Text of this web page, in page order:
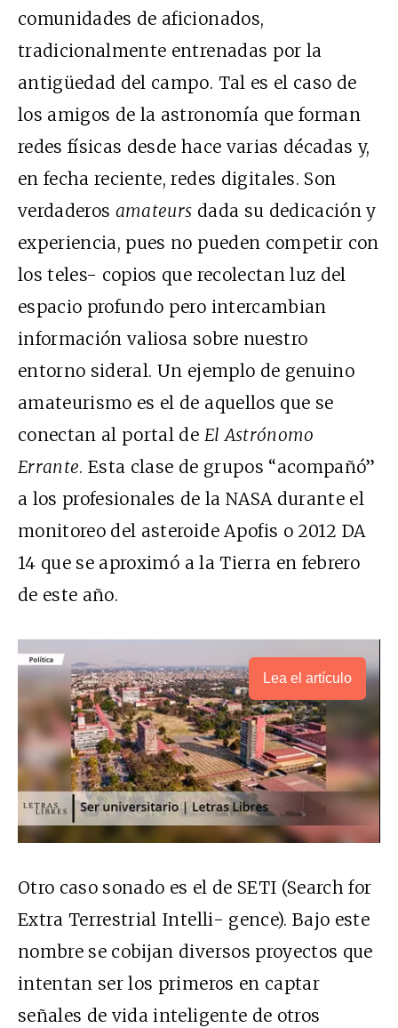
comunidades de aficionados,
tradicionalmente entrenadas por la
antigüedad del campo. Tal es el caso de
los amigos de la astronomía que forman
redes físicas desde hace varias décadas y,
en fecha reciente, redes digitales. Son
verdaderos amateurs dada su dedicación y
experiencia, pues no pueden competir con
los teles- copios que recolectan luz del
espacio profundo pero intercambian
información valiosa sobre nuestro
entorno sideral. Un ejemplo de genuino
amateurismo es el de aquellos que se
conectan al portal de El Astrónomo
Errante. Esta clase de grupos “acompañó”
a los profesionales de la NASAdurante el
monitoreo del asteroide Apofis o 2012 DA
14 que se aproximó a la Tierra en febrero
de este año.
Lea el artículo
Otro caso sonado es el de SETI (Search for
Extra Terrestrial Intelli- gence). Bajo este
nombre se cobijan diversos proyectos que
intentan ser los primeros en captar
señales de vida inteligente de otros